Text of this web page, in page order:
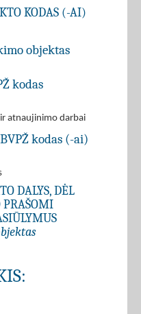
KODAS (-AI)
objektas
kodas
atnaujinimo darbai
kodas (-ai)
DALYS, DĖL